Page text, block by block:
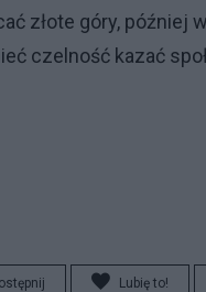
złote góry, później
czelność kazać
Lubię to!